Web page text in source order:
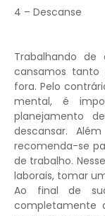
4 – Descanse
Trabalhando
cansamos tanto
fora. Pelo
mental, é
planejamento
descansar.
recomenda-se
de trabalho.
laborais, tomar
Ao final de
completamente